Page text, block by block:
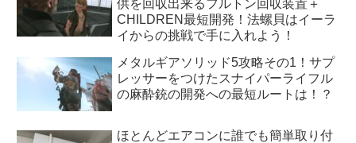
供を回収出来るフルトン回収装置＋
CHILDREN最短開発！法螺貝はイーラ
イからの挑戦で手に入れよう！
メタルギアソリッド5攻略その1！サプ
レッサーをつけたスナイパーライフル
の麻酔銃の開発への最短ルートは！？
ほとんどエアコンに誰でも簡単取り付